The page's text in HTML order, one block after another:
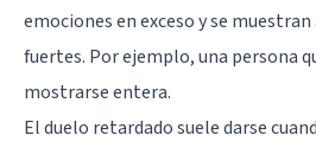
emociones en exceso y se
fuertes. Por ejemplo, una persona
mostrarse entera.
El duelo retardado suele darse